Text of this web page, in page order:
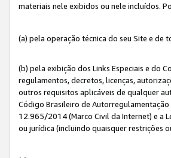
materiais nele exibidos ou nele incluídos.
(a) pela operação técnica do seu Site e de
(b) pela exibição dos Links Especiais e do
regulamentos, decretos, licenças,
outros requisitos aplicáveis de qualquer
Código Brasileiro de
12.965/2014 (Marco Civil da Internet) e a
ou jurídica (incluindo quaisquer restrições